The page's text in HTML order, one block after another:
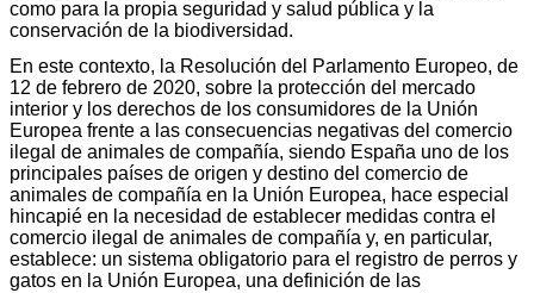
como para la propia seguridad y salud pública y la
conservación de la biodiversidad.
En este contexto, la Resolución del Parlamento Europeo, de
12 de febrero de 2020, sobre la protección del mercado
interior y los derechos de los consumidores de la Unión
Europea frente a las consecuencias negativas del comercio
ilegal de animales de compañía, siendo España uno de los
principales países de origen y destino del comercio de
animales de compañía en la Unión Europea, hace especial
hincapié en la necesidad de establecer medidas contra el
comercio ilegal de animales de compañía y, en particular,
establece: un sistema obligatorio para el registro de perros y
gatos en la Unión Europea, una definición de las